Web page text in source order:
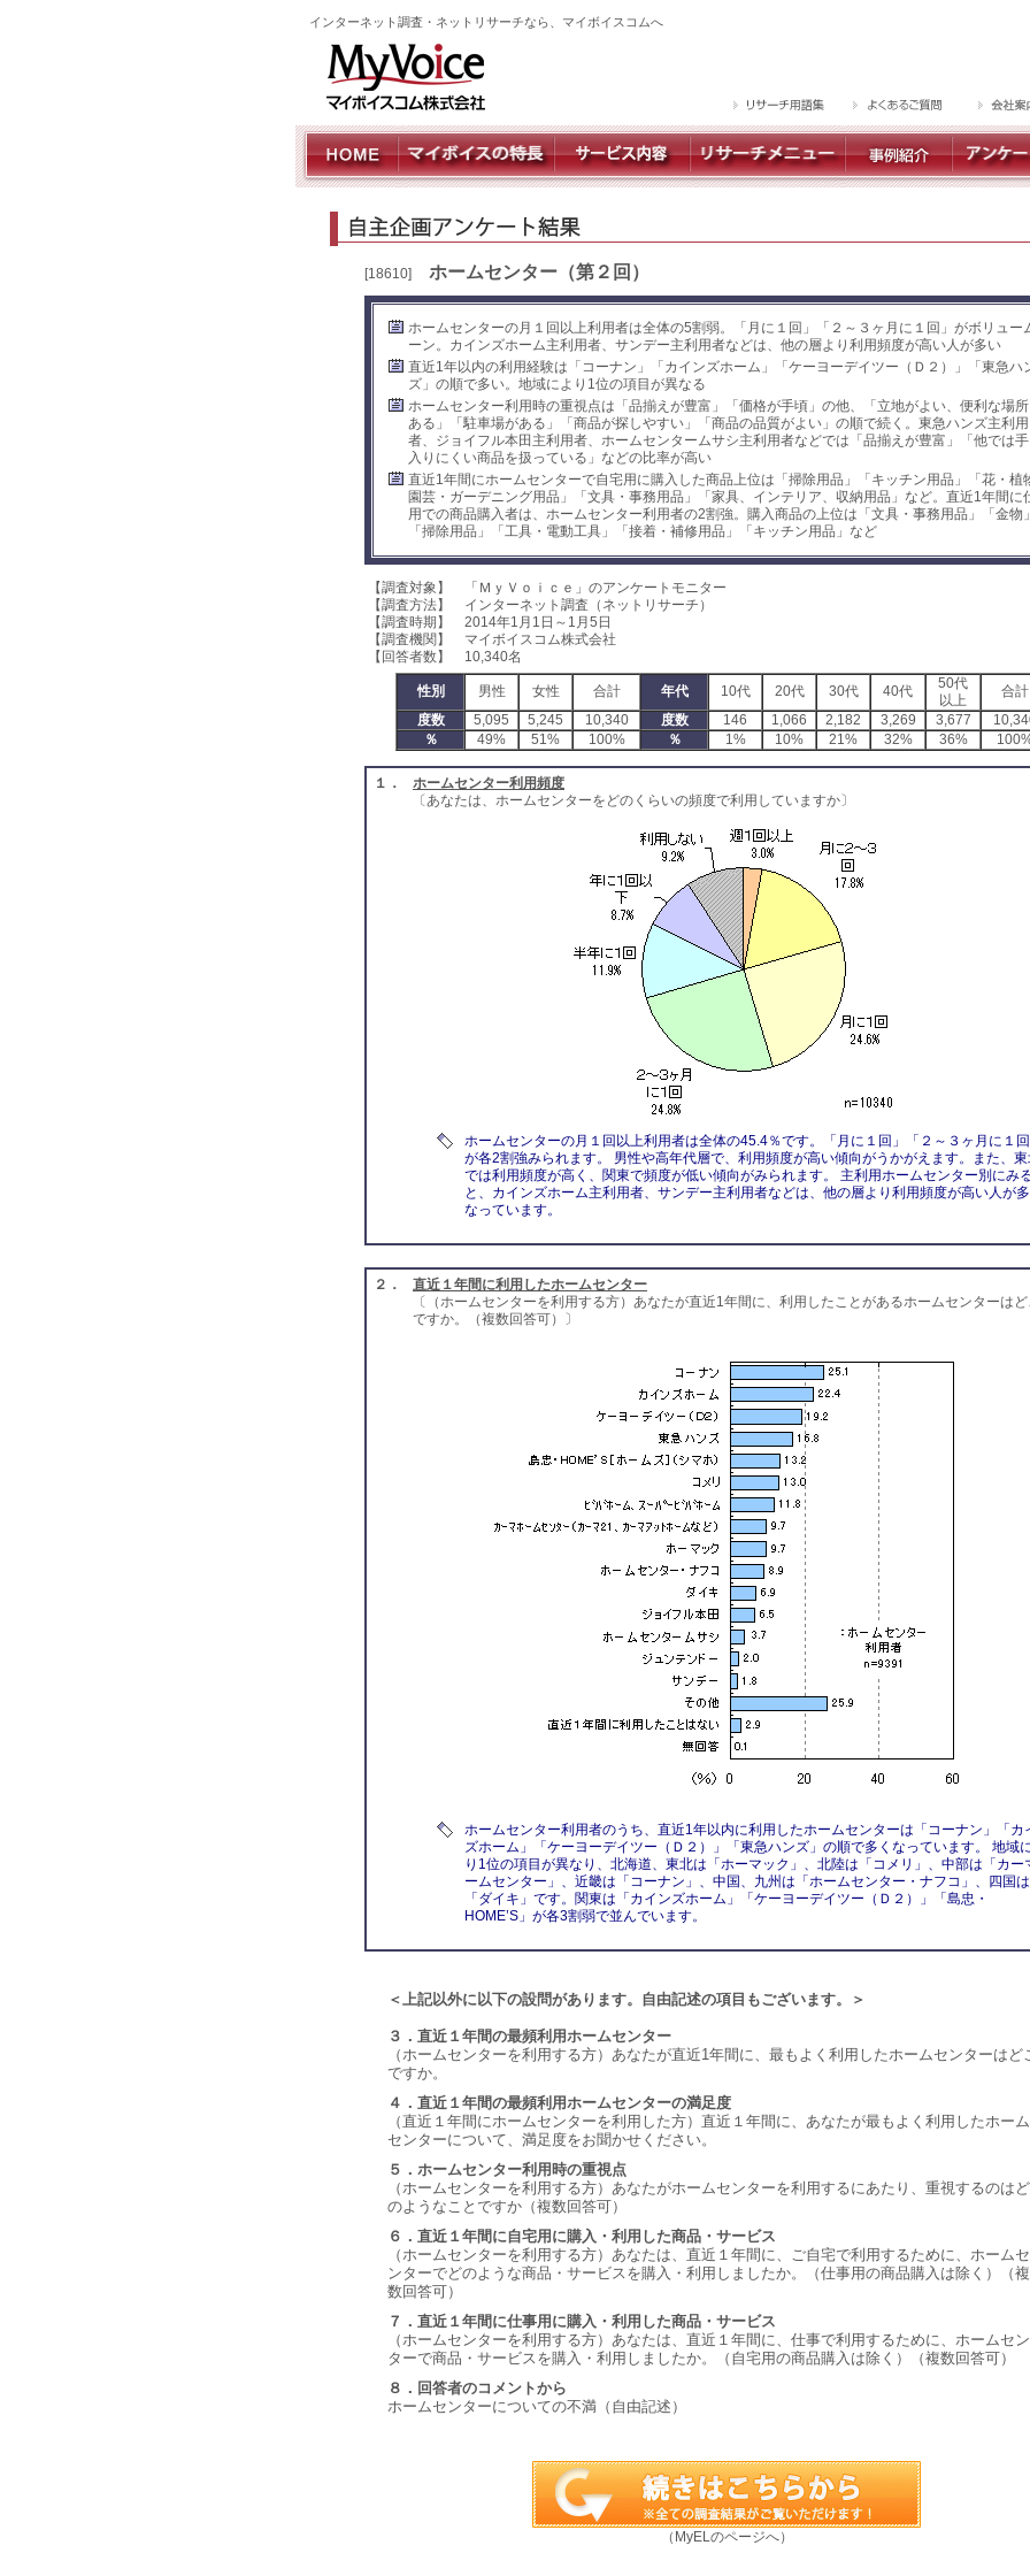
インターネット調査・ネットリサーチなら、マイボイスコムへ
[18610] ホームセンター（第２回）
ホームセンターの月１回以上利用者は全体の5割弱。「月に１回」「２～３ヶ月に１回」がボリュー
ーン。カインズホーム主利用者、サンデー主利用者などは、他の層より利用頻度が高い人が多い
直近1年以内の利用経験は「コーナン」「カインズホーム」「ケーヨーデイツー（Ｄ２）」「東急ハ
ズ」の順で多い。地域により1位の項目が異なる
ホームセンター利用時の重視点は「品揃えが豊富」「価格が手頃」の他、「立地がよい、便利な場
ある」「駐車場がある」「商品が探しやすい」「商品の品質がよい」の順で続く。東急ハンズ主利用
者、ジョイフル本田主利用者、ホームセンタームサシ主利用者などでは「品揃えが豊富」「他では
入りにくい商品を扱っている」などの比率が高い
直近1年間にホームセンターで自宅用に購入した商品上位は「掃除用品」「キッチン用品」「花・植
園芸・ガーデニング用品」「文具・事務用品」「家具、インテリア、収納用品」など。直近1年間に
用での商品購入者は、ホームセンター利用者の2割強。購入商品の上位は「文具・事務用品」「金物
「掃除用品」「工具・電動工具」「接着・補修用品」「キッチン用品」など
【調査対象】 「ＭｙＶｏｉｃｅ」のアンケートモニター
【調査方法】 インターネット調査（ネットリサーチ）
【調査時期】 2014年1月1日～1月5日
【調査機関】 マイボイスコム株式会社
【回答者数】 10,340名
性別 男性 女性 合計 年代 10代 20代 30代 40代
50代
以上
合計
度数
5,095 5,245 10,340 度数 146 1,066 2,182 3,269 3,677
％
49% 51% 100% ％ 1% 10% 21% 32% 36%
１．
ホームセンター利用頻度
〔あなたは、ホームセンターをどのくらいの頻度で利用していますか〕
ホームセンターの月１回以上利用者は全体の45.4％です。「月に１回」「２～３ヶ月に１
が各2割強みられます。 男性や高年代層で、利用頻度が高い傾向がうかがえます。また、
では利用頻度が高く、関東で頻度が低い傾向がみられます。 主利用ホームセンター別にみ
と、カインズホーム主利用者、サンデー主利用者などは、他の層より利用頻度が高い人が
なっています。
２．
直近１年間に利用したホームセンター
〔（ホームセンターを利用する方）あなたが直近1年間に、利用したことがあるホームセンターは
ですか。（複数回答可）〕
ホームセンター利用者のうち、直近1年以内に利用したホームセンターは「コーナン」「カ
ズホーム」「ケーヨーデイツー（Ｄ２）」「東急ハンズ」の順で多くなっています。 地域
り1位の項目が異なり、北海道、東北は「ホーマック」、北陸は「コメリ」、中部は「カー
ームセンター」、近畿は「コーナン」、中国、九州は「ホームセンター・ナフコ」、四国は
「ダイキ」です。関東は「カインズホーム」「ケーヨーデイツー（Ｄ２）」「島忠・
HOME’S」が各3割弱で並んでいます。
＜上記以外に以下の設問があります。自由記述の項目もございます。＞
３．直近１年間の最頻利用ホームセンター
（ホームセンターを利用する方）あなたが直近1年間に、最もよく利用したホームセンターはど
ですか。
４．直近１年間の最頻利用ホームセンターの満足度
（直近１年間にホームセンターを利用した方）直近１年間に、あなたが最もよく利用したホーム
センターについて、満足度をお聞かせください。
５．ホームセンター利用時の重視点
（ホームセンターを利用する方）あなたがホームセンターを利用するにあたり、重視するのはど
のようなことですか（複数回答可）
６．直近１年間に自宅用に購入・利用した商品・サービス
（ホームセンターを利用する方）あなたは、直近１年間に、ご自宅で利用するために、ホームセ
ンターでどのような商品・サービスを購入・利用しましたか。（仕事用の商品購入は除く）（複
数回答可）
７．直近１年間に仕事用に購入・利用した商品・サービス
（ホームセンターを利用する方）あなたは、直近１年間に、仕事で利用するために、ホームセン
ターで商品・サービスを購入・利用しましたか。（自宅用の商品購入は除く）（複数回答可）
８．回答者のコメントから
ホームセンターについての不満（自由記述）
（MyELのページへ）